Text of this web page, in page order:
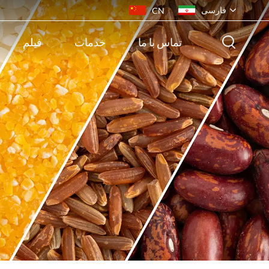
CN فارسی
English
français
русский
español
português
ไทย
Indonesia
Tiếng việt
فیلم خدمات تماس با ما